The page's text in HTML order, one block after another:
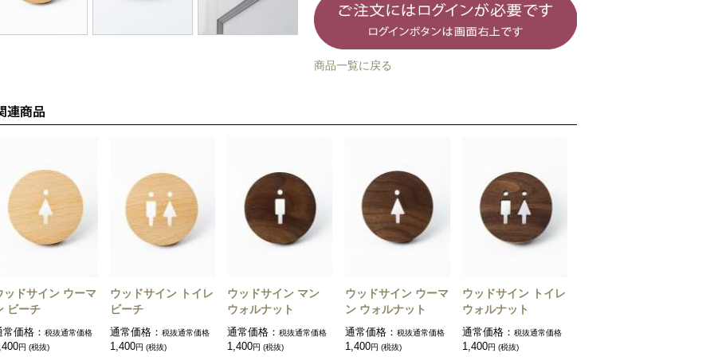
商品一覧に戻る
ッドサイン ウーマ
ビーチ
常価格： 税抜通常価格
円 (税抜)
ウッドサイン トイレ
ビーチ
通常価格：税抜通常価格
1,400円 (税抜)
ウッドサイン マン
ウォルナット
通常価格：税抜通常価格
1,400円 (税抜)
ウッドサイン ウーマ
ン ウォルナット
通常価格： 税抜通常価格
1,400円 (税抜)
ウッドサイン トイレ
ウォルナット
通常価格： 税抜通常価格
1,400円 (税抜)